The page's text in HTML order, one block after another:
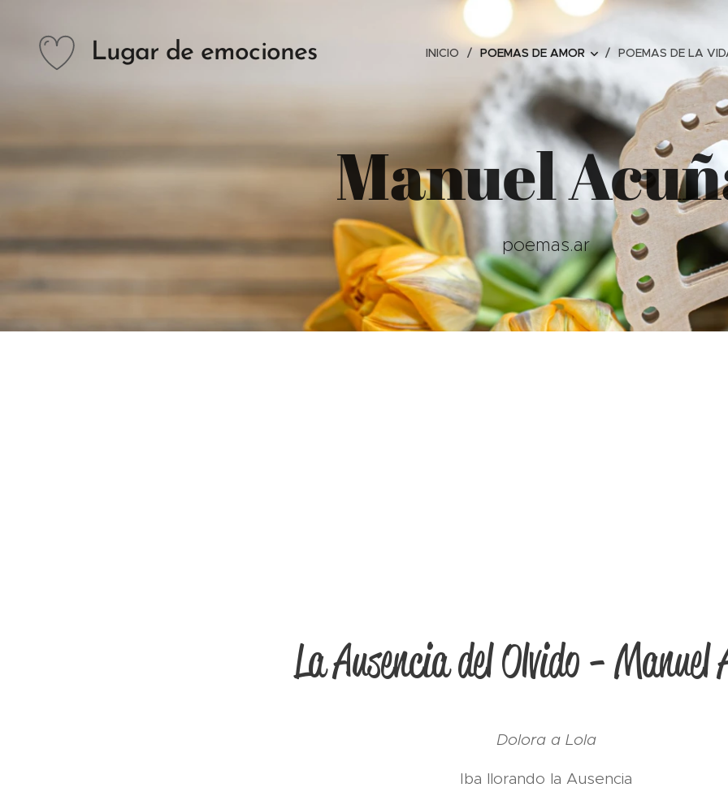
Lugar de emociones INICIO POEMAS DE AMOR POEMAS DE LA
Manuel
poemas.ar
La Ausencia del Olvido - Manuel
Dolora a Lola
Iba llorando la Ausencia